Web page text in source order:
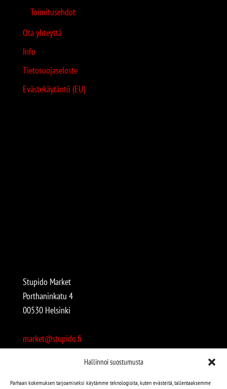
Hallinnoi suostumusta
Parhaan kokemuksen tarjoamiseksi käytämme teknologioita, kuten evästeitä, tallentaaksemme
Toimitusehdot
Ota yhteyttä
Info
Tietosuojaseloste
Evästekäytäntö (EU)
Stupido Market
Porthaninkatu 4
00530 Helsinki
market@stupido.fi
Avoinna: